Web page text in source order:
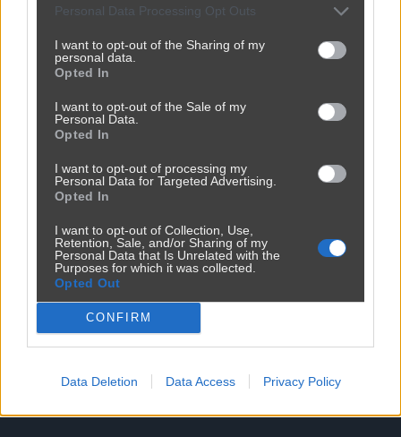
Personal Data Processing Opt Outs
I want to opt-out of the Sharing of my
personal data.
Opted In
I want to opt-out of the Sale of my
Personal Data.
Opted In
I want to opt-out of processing my
Personal Data for Targeted Advertising.
Opted In
I want to opt-out of Collection, Use,
Retention, Sale, and/or Sharing of my
Personal Data that Is Unrelated with the
Purposes for which it was collected.
Opted Out
CONFIRM
Data Deletion Data Access Privacy Policy
Dolaczone materialy:
Maks. 10MB. Dozwolone formaty: JPG, PNG, GIF, WebP, PDF
Zapisz zgłoszenie